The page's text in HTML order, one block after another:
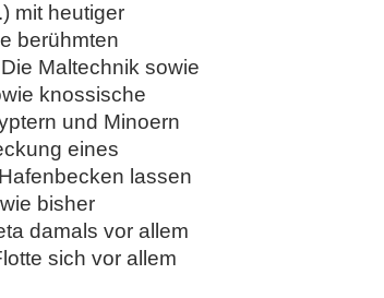
mit heutiger
berühmten
Maltechnik sowie
knossische
und Minoern
eines
lassen
bisher
damals vor allem
sich vor allem